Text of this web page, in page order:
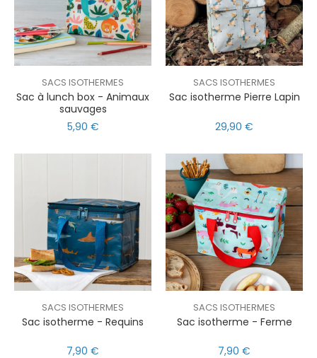
SACS ISOTHERMES
Sac à lunch box - Animaux
sauvages
5,90 €
SACS ISOTHERMES
Sac isotherme Pierre Lapin
29,90 €
SACS ISOTHERMES
Sac isotherme - Requins
7,90 €
SACS ISOTHERMES
Sac isotherme - Ferme
7,90 €